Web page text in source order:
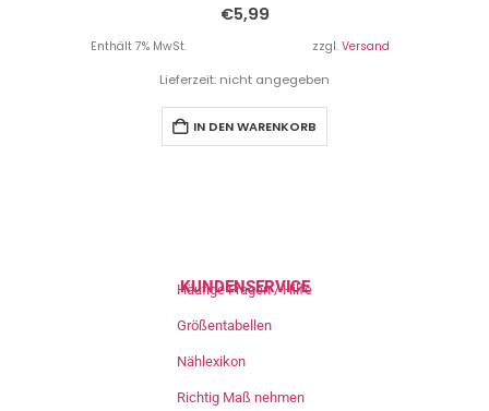
€5,99
Enthält 7% MwSt. zzgl. Versand
Lieferzeit: nicht angegeben
IN DEN WARENKORB
KUNDENSERVICE
Häufige Fragen / Hilfe
Größentabellen
Nählexikon
Richtig Maß nehmen